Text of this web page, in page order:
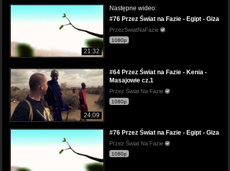
21:32
Następne wideo:
#76 Przez Świat na Fazie - Egipt - Giza
PrzezSwiatNaFazie
1080p
24:09
#64 Przez Świat na Fazie - Kenia -
Masajowie cz.1
Przez Świat Na Fazie
1080p
#76 Przez Świat na Fazie - Egipt - Giza
Przez Świat Na Fazie
1080p